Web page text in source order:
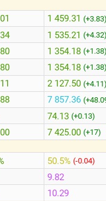
1 459.31
1 535.21
1 354.18
1 354.18
2 127.50
7 857.36
74.13 (+0.13)
7 425.00 (+17)
50.5% (-0.04)
9.82
10.29